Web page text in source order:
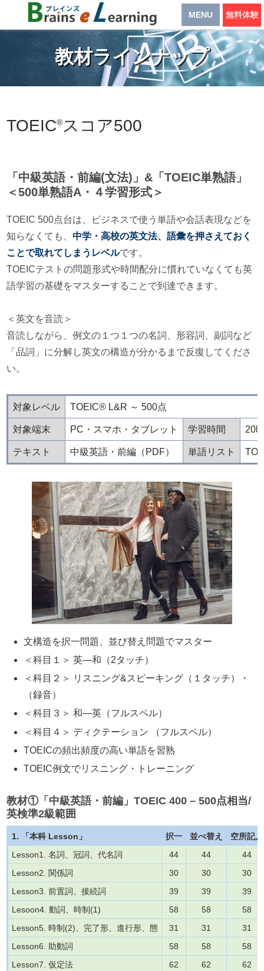
教材ラインナップ
TOEIC® スコア500
「中級英語・前編(文法)」 &「 TOEIC単熟語」
＜500単熟語A・４学習形式＞
TOEIC 500点台は、ビジネスで使う単語や会話表現などを
知らなくても、 中学・高校の英文法、語彙を押さえておく
ことで取れてしまうレベルです。
TOEICテストの問題形式や時間配分に慣れていなくても英
語学習の基礎をマスターすることで到達できます。
＜英文を音読＞
音読しながら、例文の１つ１つの名詞、形容詞、副詞など
「品詞」に分解し英文の構造が分かるまで反復してくださ
い。
対象レベル TOEIC® L&R ～ 500点
対象端末 PC・スマホ・タブレット 学習時間 20
テキスト 中級英語・前編（PDF） 単語リスト
文構造を択一問題、並び替え問題でマスター
＜科目１＞ 英―和（2タッチ）
＜科目２＞ リスニング&スピーキング（１タッチ）・
（録音）
＜科目３＞ 和―英（フルスペル）
＜科目４＞ ディクテーション （フルスペル）
TOEICの頻出頻度の高い単語を習熟
TOEIC例文でリスニング・トレーニング
教材①「中級英語・前編」TOEIC 400 – 500点相当/
英検準2級範囲
1. 「本科 Lesson」 択一 並べ替え
空所記入
Lesson1. 名詞、冠詞、代名詞
44 44
44
Lesson2. 関係詞
30 30
30
Lesson3. 前置詞、接続詞
39 39
39
Lesoon4. 動詞、時制(1)
58 58
58
Lesson5. 時制(2)、完了形、進行形、態
31 31
31
Lesson6. 助動詞
58 58
58
Lesson7. 仮定法
62 62
62
MENU 無料体験